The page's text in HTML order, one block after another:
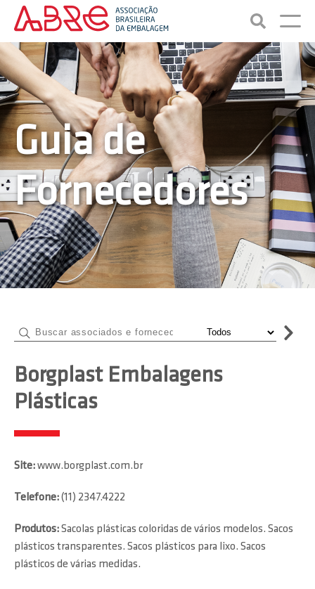
Guia de
Fornecedores
Borgplast Embalagens
Plásticas
Site:www.borgplast.com.br
Telefone:(11) 2347.4222
Produtos:Sacolas plásticas coloridas de vários modelos. Sacos
plásticos transparentes. Sacos plásticos para lixo. Sacos
plásticos de várias medidas.